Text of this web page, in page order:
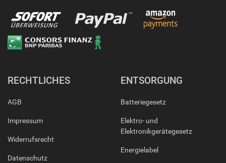
RECHTLICHES
AGB
Impressum
Widerrufsrecht
Datenschutz
ENTSORGUNG
Batteriegesetz
Elektro- und
Elektronikgerätegesetz
Energielabel